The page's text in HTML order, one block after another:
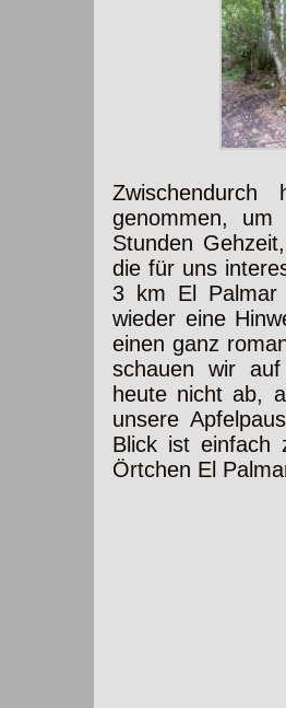
genommen, um
Stunden
die für uns
3 km El
wieder eine
einen ganz
schauen wir
heute nicht ab,
unsere
Blick ist einfach
Örtchen El